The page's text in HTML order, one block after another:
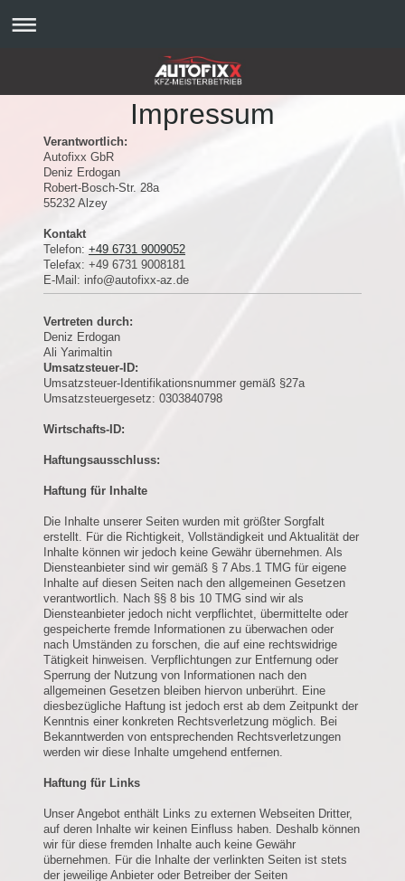
Impressum
Verantwortlich:
Autofixx GbR
Deniz Erdogan
Robert-Bosch-Str. 28a
55232 Alzey
Kontakt
Telefon: +49 6731 9009052
Telefax: +49 6731 9008181
E-Mail: info@autofixx-az.de
Vertreten durch:
Deniz Erdogan
Ali Yarimaltin
Umsatzsteuer-ID:
Umsatzsteuer-Identifikationsnummer gemäß §27a
Umsatzsteuergesetz: 0303840798
Wirtschafts-ID:
Haftungsausschluss:
Haftung für Inhalte
Die Inhalte unserer Seiten wurden mit größter Sorgfalt
erstellt. Für die Richtigkeit, Vollständigkeit und Aktualität der
Inhalte können wir jedoch keine Gewähr übernehmen. Als
Diensteanbieter sind wir gemäß § 7 Abs.1 TMG für eigene
Inhalte auf diesen Seiten nach den allgemeinen Gesetzen
verantwortlich. Nach §§ 8 bis 10 TMG sind wir als
Diensteanbieter jedoch nicht verpflichtet, übermittelte oder
gespeicherte fremde Informationen zu überwachen oder
nach Umständen zu forschen, die auf eine rechtswidrige
Tätigkeit hinweisen. Verpflichtungen zur Entfernung oder
Sperrung der Nutzung von Informationen nach den
allgemeinen Gesetzen bleiben hiervon unberührt. Eine
diesbezügliche Haftung ist jedoch erst ab dem Zeitpunkt der
Kenntnis einer konkreten Rechtsverletzung möglich. Bei
Bekanntwerden von entsprechenden Rechtsverletzungen
werden wir diese Inhalte umgehend entfernen.
Haftung für Links
Unser Angebot enthält Links zu externen Webseiten Dritter,
auf deren Inhalte wir keinen Einfluss haben. Deshalb können
wir für diese fremden Inhalte auch keine Gewähr
übernehmen. Für die Inhalte der verlinkten Seiten ist stets
der jeweilige Anbieter oder Betreiber der Seiten